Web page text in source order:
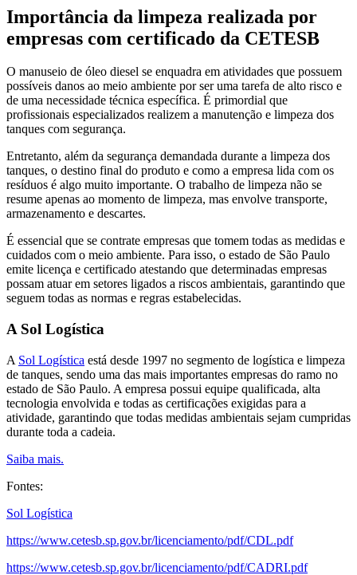
Importância da limpeza realizada por
empresas com certificado da CETESB
O manuseio de óleo diesel se enquadra em atividades que possuem
possíveis danos ao meio ambiente por ser uma tarefa de alto risco e
de uma necessidade técnica específica. É primordial que
profissionais especializados realizem a manutenção e limpeza dos
tanques com segurança.
Entretanto, além da segurança demandada durante a limpeza dos
tanques, o destino final do produto e como a empresa lida com os
resíduos é algo muito importante. O trabalho de limpeza não se
resume apenas ao momento de limpeza, mas envolve transporte,
armazenamento e descartes.
É essencial que se contrate empresas que tomem todas as medidas e
cuidados com o meio ambiente. Para isso, o estado de São Paulo
emite licença e certificado atestando que determinadas empresas
possam atuar em setores ligados a riscos ambientais, garantindo que
seguem todas as normas e regras estabelecidas.
A Sol Logística
A Sol Logística está desde 1997 no segmento de logística e limpeza
de tanques, sendo uma das mais importantes empresas do ramo no
estado de São Paulo. A empresa possui equipe qualificada, alta
tecnologia envolvida e todas as certificações exigidas para a
atividade, garantindo que todas medidas ambientais sejam cumpridas
durante toda a cadeia.
Saiba mais.
Fontes:
Sol Logística
https://www.cetesb.sp.gov.br/licenciamento/pdf/CDL.pdf
https://www.cetesb.sp.gov.br/licenciamento/pdf/CADRI.pdf